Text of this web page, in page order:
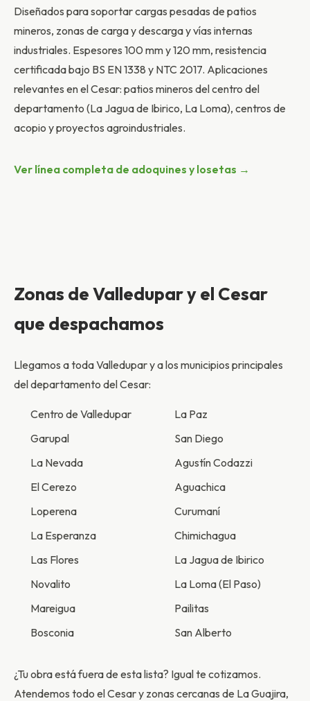
Diseñados para soportar cargas pesadas de patios
mineros, zonas de carga y descarga y vías internas
industriales. Espesores 100 mm y 120 mm, resistencia
certificada bajo BS EN 1338 y NTC 2017. Aplicaciones
relevantes en el Cesar: patios mineros del centro del
departamento (La Jagua de Ibirico, La Loma), centros de
acopio y proyectos agroindustriales.
Ver línea completa de adoquines y losetas →
Zonas de Valledupar y el Cesar
que despachamos
Llegamos a toda Valledupar y a los municipios principales
del departamento del Cesar:
Centro de Valledupar
Garupal
La Nevada
El Cerezo
Loperena
La Esperanza
Las Flores
Novalito
Mareigua
Bosconia
La Paz
San Diego
Agustín Codazzi
Aguachica
Curumaní
Chimichagua
La Jagua de Ibirico
La Loma (El Paso)
Pailitas
San Alberto
¿Tu obra está fuera de esta lista? Igual te cotizamos.
Atendemos todo el Cesar y zonas cercanas de La Guajira,